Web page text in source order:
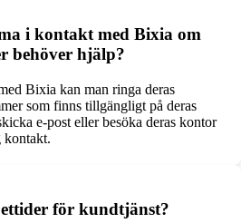
i kontakt med Bixia om
behöver hjälp?
Bixia kan man ringa deras
som finns tillgängligt på deras
e-post eller besöka deras kontor
kontakt.
för kundtjänst?